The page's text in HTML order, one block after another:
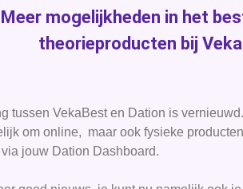
Meer mogelijkheden in het
theorieproducten bij
tussen VekaBest en Dation is
om online, maar ook fysieke
jouw Dation Dashboard.